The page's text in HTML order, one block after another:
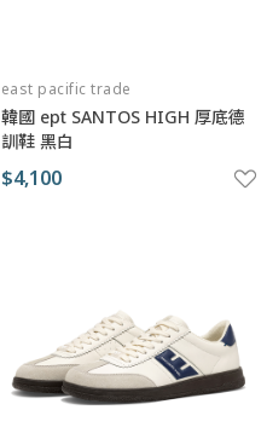
east pacific trade
韓國 ept SANTOS HIGH 厚底德
訓鞋 黑白
$4,100